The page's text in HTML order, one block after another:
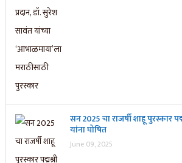
सन 2025 चा राजर्षी शाहू पुरस्कार
यांना घोषित
June 09, 2025